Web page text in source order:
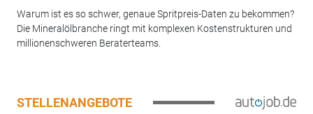
Warum ist es so schwer, genaue Spritpreis-Daten zu bekommen?
Die Mineralölbranche ringt mit komplexen Kostenstrukturen und
millionenschweren Beraterteams.
STELLENANGEBOTE